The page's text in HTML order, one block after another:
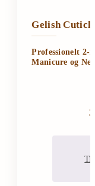
Gelish
Professionelt
Manicure og